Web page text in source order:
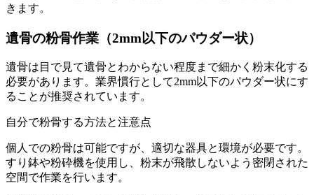
きます。
遺骨の粉骨作業（2mm以下のパウダー状）
遺骨は目で見て遺骨とわからない程度まで細かく粉末化する
必要があります。業界慣行として2mm以下のパウダー状にす
ることが推奨されています。
自分で粉骨する方法と注意点
個人での粉骨は可能ですが、適切な器具と環境が必要です。
すり鉢や粉砕機を使用し、粉末が飛散しないよう密閉された
空間で作業を行います。